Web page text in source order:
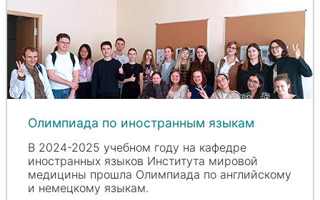
Олимпиада по иностранным языкам
В 2024-2025 учебном году на кафедре
иностранных языков Института мировой
медицины прошла Олимпиада по английскому
и немецкому языкам.